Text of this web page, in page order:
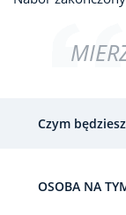
Czym
OSOBA NA